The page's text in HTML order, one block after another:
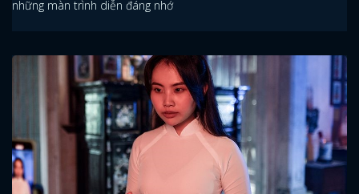
những màn trình diễn đáng nhớ